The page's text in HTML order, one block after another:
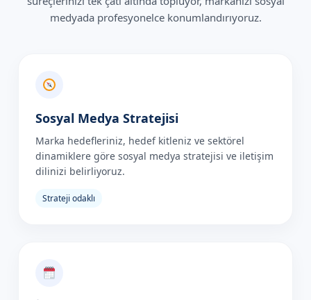
medyada profesyonelce konumlandırıyoruz.
Sosyal Medya Stratejisi
Marka hedefleriniz, hedef kitleniz ve sektörel
dinamiklere göre sosyal medya stratejisi ve iletişim
dilinizi belirliyoruz.
Strateji odaklı